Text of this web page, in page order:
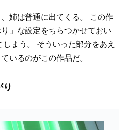
姉は普通に出てくる。
この作
」な設定をちらつかせておい
まう。
そういった部分をあえ
いるのがこの作品だ。
り